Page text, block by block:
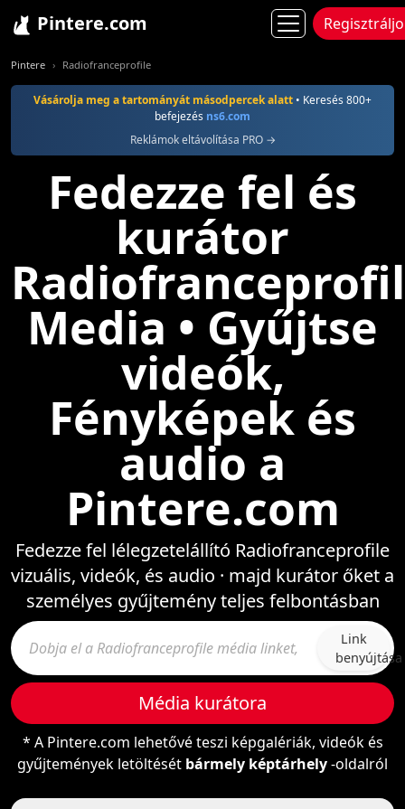
Pintere.com
Pintere Radiofranceprofile
Vásárolja meg a tartományát másodpercek alatt • Keresés 800+
befejezés ns6.com
Reklámok eltávolítása PRO →
Fedezze fel és
kurátor
Media • Gyűjtse
videók,
Fényképek és
audio a
Pintere.com
Fedezze fel lélegzetelállító Radiofranceprofile
vizuális, videók, és audio · majd kurátor őket a
személyes gyűjtemény teljes felbontásban
Link
benyújtása
Média kurátora
* A Pintere.com lehetővé teszi képgalériák, videók és
gyűjtemények letöltését bármely képtárhely-oldalról